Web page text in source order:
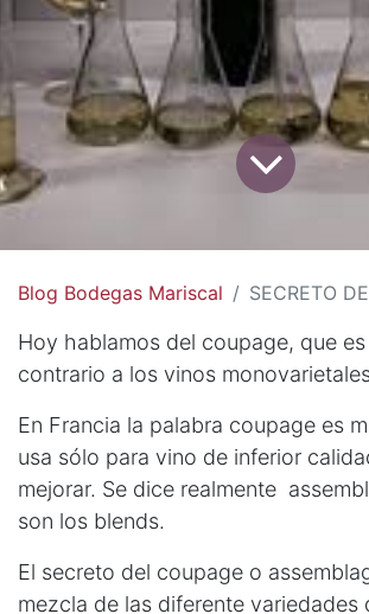
Blog Bodegas Mariscal SECRETO
Hoy hablamos del coupage, que
contrario a los vinos
En Francia la palabra coupage es
usa sólo para vino de inferior
mejorar. Se dice realmente
son los blends.
El secreto del coupage o
mezcla de las diferente variedades